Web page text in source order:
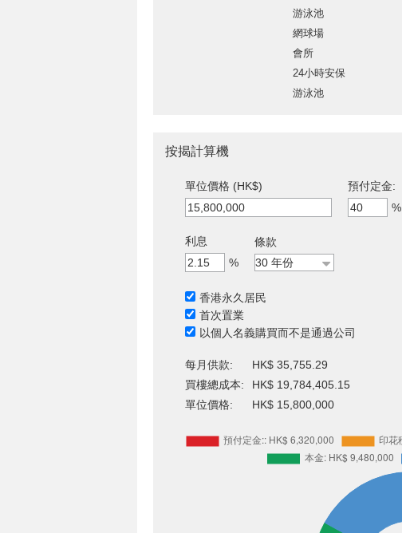
游泳池
網球場
會所
24小時安保
游泳池
按揭計算機
單位價格 (HK$)
預付定金:
%
利息
%
條款
香港永久居民
首次置業
以個人名義購買而不是通過公司
每月供款:
HK$ 35,755.29
買樓總成本:
HK$ 19,784,405.15
單位價格:
HK$ 15,800,000